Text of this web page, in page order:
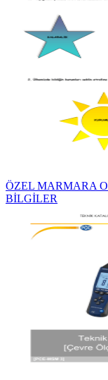
ÖZEL MARMARA
BİLGİLER